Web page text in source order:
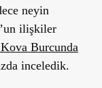
neyin
ilişkiler
Burcunda
inceledik.